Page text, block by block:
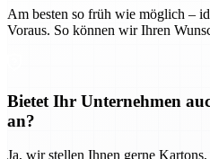
Am besten so früh wie möglich –
Voraus. So können wir Ihren
Bietet Ihr Unternehmen
an?
Ja, wir stellen Ihnen gerne